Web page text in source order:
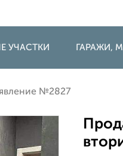
УЧАСТКИ ГАРАЖИ,
№2827